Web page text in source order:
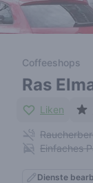
Coffeeshops
Ras
Liken
Einfaches
Dienste